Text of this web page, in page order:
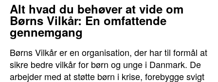
Alt hvad du behøver at vide om
Børns Vilkår: En omfattende
gennemgang
Børns Vilkår er en organisation, der har til formål at
sikre bedre vilkår for børn og unge i Danmark. De
arbejder med at støtte børn i krise, forebygge svigt